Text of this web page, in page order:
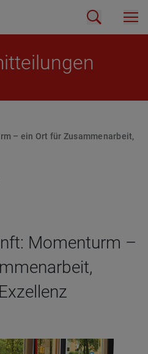
– ein Ort für Zu­sam­men­ar­beit,
Momenturm –